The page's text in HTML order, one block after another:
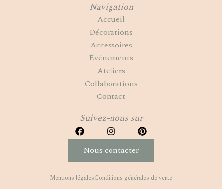
Navigation
Accueil
Décorations
Accessoires
Événements
Ateliers
Collaborations
Contact
Suivez-nous sur
F
a
e
b
o
o
I
n
t
a
g
r
P
i
e
r
e
Nous contacter
Mentions légalesConditions générales de vente